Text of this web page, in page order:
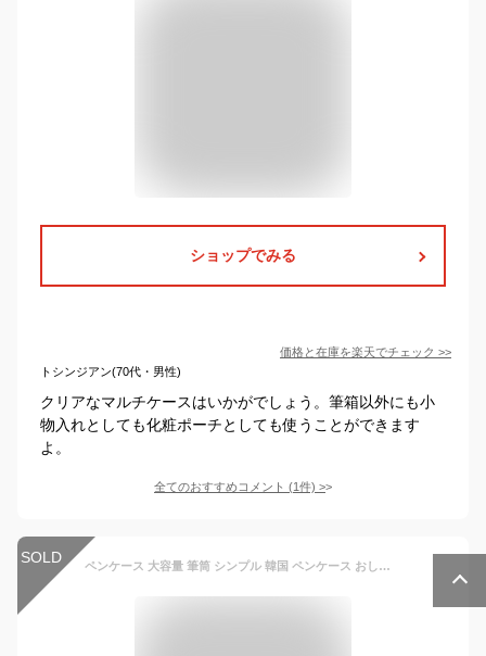
ショップでみる
価格と在庫を楽天でチェック >>
トシンジアン(70代・男性)
クリアなマルチケースはいかがでしょう。筆箱以外にも小
物入れとしても化粧ポーチとしても使うことができます
よ。
全てのおすすめコメント (1件) >
SOLD ペンケース 大容量 筆筒 シンプル 韓国 ペンケース おしゃれ 女の子 男の子 学生用 学校 筆記用具 小物入れ 文具バッグ 中学生 PU素材 高校生 筆箱 文房具 筆記用具 ペンポーチ